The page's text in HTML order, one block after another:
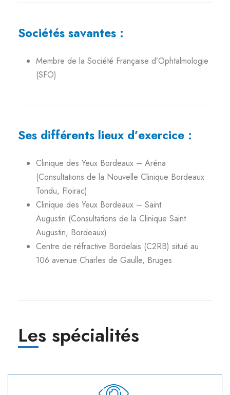
Sociétés savantes :
Membre de la Société Française d’Ophtalmologie
(SFO)
Ses différents lieux d’exercice :
Clinique des Yeux Bordeaux – Aréna
(Consultations de la Nouvelle Clinique Bordeaux
Tondu, Floirac)
Clinique des Yeux Bordeaux – Saint
Augustin (Consultations de la Clinique Saint
Augustin, Bordeaux)
Centre de réfractive Bordelais (C2RB) situé au
106 avenue Charles de Gaulle, Bruges
Les spécialités